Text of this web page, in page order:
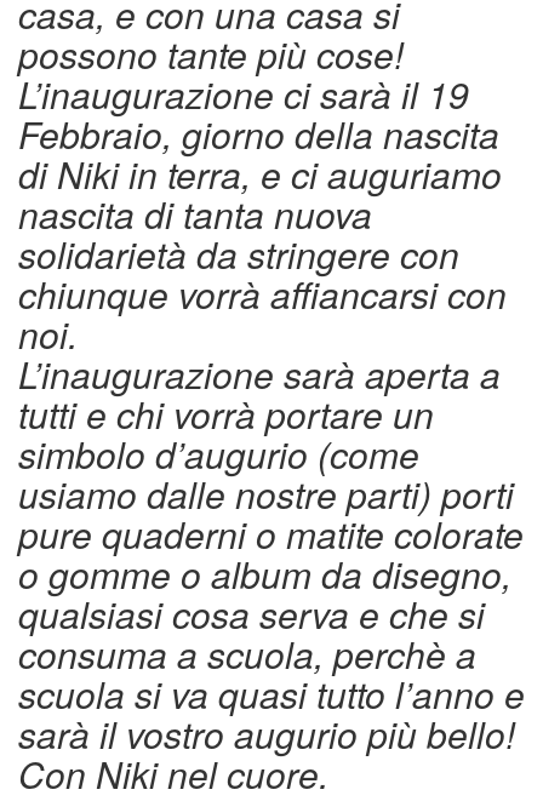
casa, e con una casa si
possono tante più cose!
L’inaugurazione ci sarà il 19
Febbraio, giorno della nascita
di Niki in terra, e ci auguriamo
nascita di tanta nuova
solidarietà da stringere con
chiunque vorrà affiancarsi con
noi.
L’inaugurazione sarà aperta a
tutti e chi vorrà portare un
simbolo d’augurio (come
usiamo dalle nostre parti) porti
pure quaderni o matite colorate
o gomme o album da disegno,
qualsiasi cosa serva e che si
consuma a scuola, perchè a
scuola si va quasi tutto l’anno e
sarà il vostro augurio più bello!
Con Niki nel cuore.